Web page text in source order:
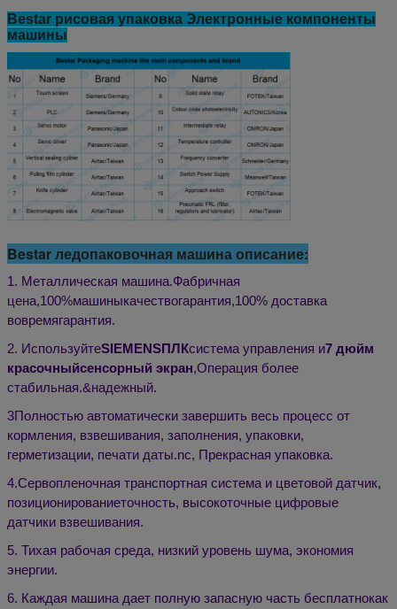
Bestar рисовая упаковка Электронные компоненты
машины
Bestar ледопаковочная машина описание:
1. Металлическая машина.Фабричная
цена,100%машиныкачествогарантия,100% доставка
вовремягарантия.
2. ИспользуйтеSIEMENSПЛКсистема управления и7 дюйм
красочныйсенсорный экран,Операция более
стабильная.&надежный.
3Полностью автоматически завершить весь процесс от
кормления, взвешивания, заполнения, упаковки,
герметизации, печати даты.nc, Прекрасная упаковка.
4.Сервопленочная транспортная система и цветовой датчик,
позиционированиеточность, высокоточные цифровые
датчики взвешивания.
5. Тихая рабочая среда, низкий уровень шума, экономия
энергии.
6. Каждая машина дает полную запасную часть бесплатнокак